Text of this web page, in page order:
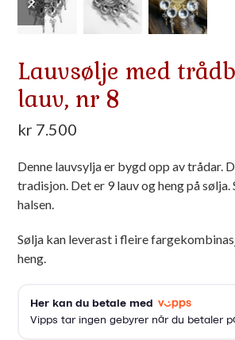
slide
slide
Lauvsølje med
lauv, nr 8
kr 7.500
Denne lauvsylja er bygd opp av trådar.
tradisjon. Det er 9 lauv og heng på
halsen.
Sølja kan leverast i fleire
heng.